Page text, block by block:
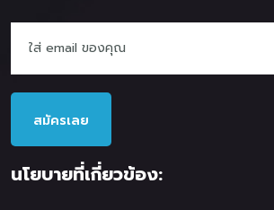
สมัครเลย
นโยบายที่เกี่ยวข้อง: